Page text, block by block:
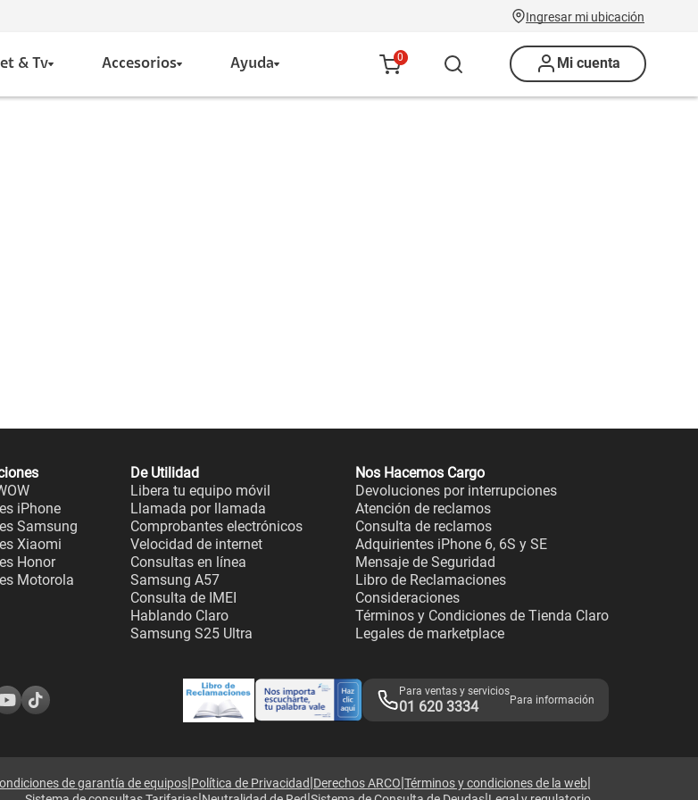
Ingresar mi ubicación
& Tv Accesorios Ayuda 0 Mi cuenta
iPhone
Samsung
Xiaomi
Honor
Motorola
De Utilidad
Libera tu equipo móvil
Llamada por llamada
Comprobantes electrónicos
Velocidad de internet
Consultas en línea
Samsung A57
Consulta de IMEI
Hablando Claro
Samsung S25 Ultra
Nos Hacemos Cargo
Devoluciones por interrupciones
Atención de reclamos
Consulta de reclamos
Adquirientes iPhone 6, 6S y SE
Mensaje de Seguridad
Libro de Reclamaciones
Consideraciones
Términos y Condiciones de Tienda Claro
Legales de marketplace
Para ventas y servicios
01 620 3334 Para información
de garantía de equipos|Política de Privacidad|Derechos ARCO|Términos y condiciones de la web|